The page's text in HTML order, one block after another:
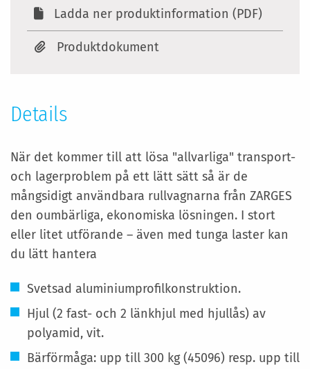
Ladda ner produktinformation (PDF)
Produktdokument
Details
När det kommer till att lösa "allvarliga" transport-
och lagerproblem på ett lätt sätt så är de
mångsidigt användbara rullvagnarna från ZARGES
den oumbärliga, ekonomiska lösningen. I stort
eller litet utförande – även med tunga laster kan
du lätt hantera
Svetsad aluminiumprofilkonstruktion.
Hjul (2 fast- och 2 länkhjul med hjullås) av
polyamid, vit.
Bärförmåga: upp till 300 kg (45096) resp. upp till